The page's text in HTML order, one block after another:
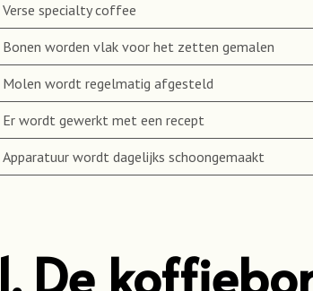
Verse specialty coffee
Bonen worden vlak voor het zetten gemalen
Molen wordt regelmatig afgesteld
Er wordt gewerkt met een recept
Apparatuur wordt dagelijks schoongemaakt
1. De